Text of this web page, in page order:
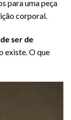
para uma peça
corporal.
ser de
existe. O que